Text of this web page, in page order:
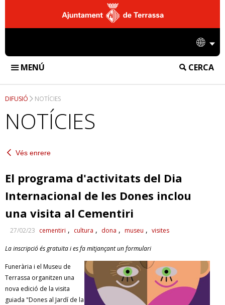
Ajuntament
de
Terrassa
MENÚ
CERCA
INSTAL·LACIONS
TANATORI
CREMATORI
SERVEIS FUNERARIS
SERVEIS DE CREMATORI
SERVEIS DE CEMENTIRI
DIFUSIÓ
NOTÍCIES
ACCIONS
EMPRESA
CONTACTE
INFORMACIÓ CORPORATIVA
DIFUSIÓ NOTÍCIES
NOTÍCIES
Vés enrere
El programa d'activitats del Dia
Internacional de les Dones inclou
una visita al Cementiri
27/02/23 cementiri cultura dona museu visites
La inscripció és gratuïta i es fa mitjançant un formulari
Funerària i el Museu de
Terrassa organitzen una
nova edició de la visita
guiada "Dones al Jardí de la